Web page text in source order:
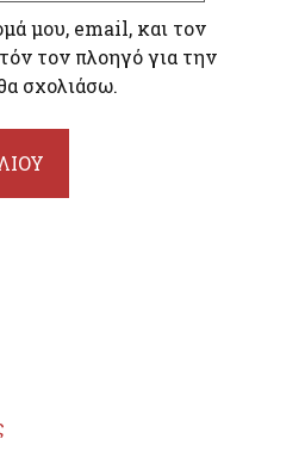
μου, email, και τον
τον πλοηγό για την
σχολιάσω.